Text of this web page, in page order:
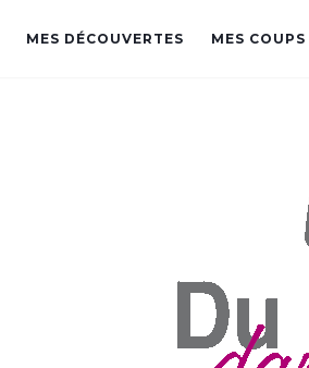
MES DÉCOUVERTES MES COUPS